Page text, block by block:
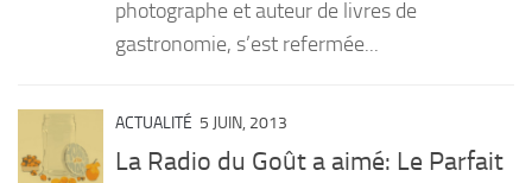
Dessertsphotographe et auteur de livres de
gastronomie, s’est refermée...
ACTUALITÉ 5 JUIN, 2013
La Radio du Goût a aimé: Le Parfait